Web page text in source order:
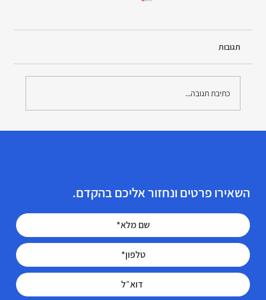
השאירו פרטים ונחזור אליכם בהקדם.
תגובות
כתיבת תגובה...